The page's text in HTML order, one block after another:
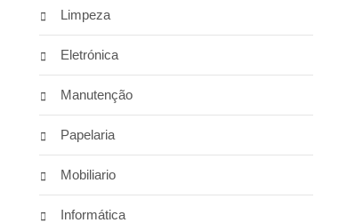
Limpeza
Eletrónica
Manutenção
Papelaria
Mobiliario
Informática